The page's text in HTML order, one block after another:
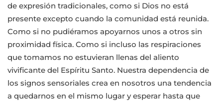
de expresión tradicionales, como si Dios no está
presente excepto cuando la comunidad está reunida.
Como si no pudiéramos apoyarnos unos a otros sin
proximidad física. Como si incluso las respiraciones
que tomamos no estuvieran llenas del aliento
vivificante del Espíritu Santo. Nuestra dependencia de
los signos sensoriales crea en nosotros una tendencia
a quedarnos en el mismo lugar y esperar hasta que